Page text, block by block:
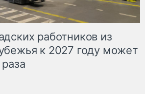
работников из
к 2027 году может